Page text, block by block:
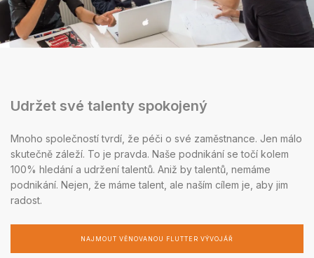
Udržet své talenty spokojený
Mnoho společností tvrdí, že péči o své zaměstnance. Jen málo
skutečně záleží. To je pravda. Naše podnikání se točí kolem
100% hledání a udržení talentů. Aniž by talentů, nemáme
podnikání. Nejen, že máme talent, ale naším cílem je, aby jim
radost.
NAJMOUT VĚNOVANOU FLUTTER VÝVOJÁŘ